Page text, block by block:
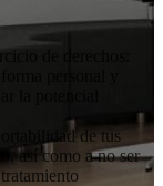
de derechos:
personal y
la potencial
de tus
así como a no ser